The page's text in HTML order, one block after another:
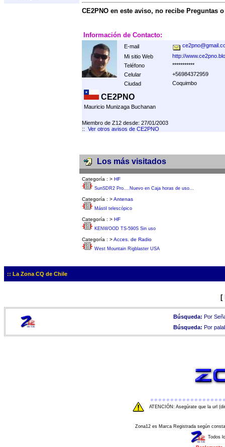
CE2PNO en este aviso, no recibe Preguntas
Información de Contacto:
E-mail
Mi sitio Web
http://
Teléfono
***********
Celular
+56984372959
Ciudad
Coquimbo
CE2PNO
Mauricio Munizaga Buchanan
Miembro de Z12 desde: 27/01/2003
:: Ver otros avisos de CE2PNO
Los más visitados
Categoría : > HF
SunSDR2 Pro....Nuevo en Caja horas de uso...
Categoría : >Antenas
Mástil telescópico
Categoría : > HF
KENWOOD TS-590S Sin uso
Categoría : >Acces. de Radio
West Mountain Rigblaster USA
:: La Zona CQ de Chile
[
Búsqueda: Por
Búsqueda: Por
ATENCIÓN: Asegúrate que la url
Zona12 es Marca Registrada según
Todos